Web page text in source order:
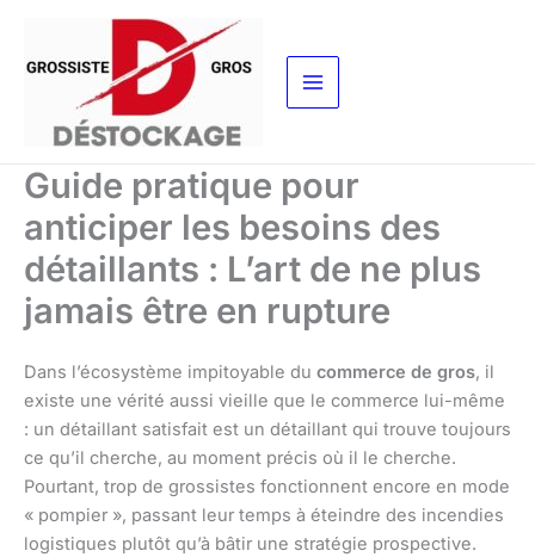
contenu
Guide pratique pour
anticiper les besoins des
détaillants : L’art de ne plus
jamais être en rupture
Dans l’écosystème impitoyable du commerce de gros, il
existe une vérité aussi vieille que le commerce lui-même
: un détaillant satisfait est un détaillant qui trouve toujours
ce qu’il cherche, au moment précis où il le cherche.
Pourtant, trop de grossistes fonctionnent encore en mode
« pompier », passant leur temps à éteindre des incendies
logistiques plutôt qu’à bâtir une stratégie prospective.